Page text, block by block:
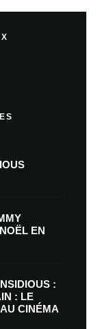
EN
:
: LE
CINÉMA